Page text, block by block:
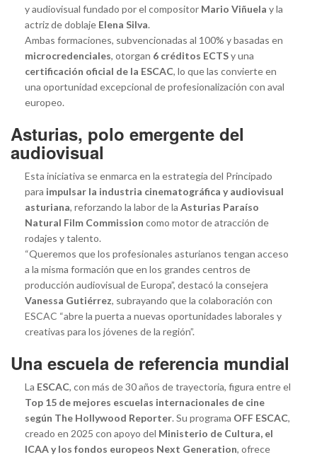
y audiovisual fundado por el compositor Mario Viñuela y la
actriz de doblaje Elena Silva.
Ambas formaciones, subvencionadas al 100% y basadas en
microcredenciales, otorgan 6 créditos ECTSy una
certificación oficial de la ESCAC, lo que las convierte en
una oportunidad excepcional de profesionalización con aval
europeo.
Asturias, polo emergente del
audiovisual
Esta iniciativa se enmarca en la estrategia del Principado
para impulsar la industria cinematográfica y audiovisual
asturiana, reforzando la labor de la Asturias Paraíso
Natural Film Commission como motor de atracción de
rodajes y talento.
“Queremos que los profesionales asturianos tengan acceso
a la misma formación que en los grandes centros de
producción audiovisual de Europa”, destacó la consejera
Vanessa Gutiérrez, subrayando que la colaboración con
ESCAC “abre la puerta a nuevas oportunidades laborales y
creativas para los jóvenes de la región”.
Una escuela de referencia mundial
La ESCAC, con más de 30 años de trayectoria, figura entre el
Top 15 de mejores escuelas internacionales de cine
según The Hollywood Reporter. Su programa OFF ESCAC,
creado en 2025 con apoyo del Ministerio de Cultura, el
ICAA y los fondos europeos Next Generation, ofrece